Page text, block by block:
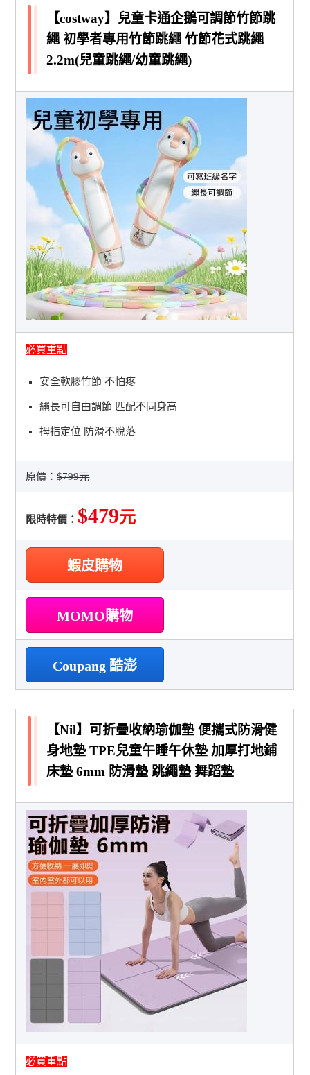
【costway】兒童卡通企鵝可調節竹節跳
繩 初學者專用竹節跳繩 竹節花式跳繩
2.2m(兒童跳繩/幼童跳繩)
必買重點
安全軟膠竹節 不怕疼
繩長可自由調節 匹配不同身高
拇指定位 防滑不脫落
原價：$799元
限時特價： $479元
蝦皮購物
MOMO購物
Coupang 酷澎
【Nil】可折疊收納瑜伽墊 便攜式防滑健
身地墊 TPE兒童午睡午休墊 加厚打地鋪
床墊 6mm 防滑墊 跳繩墊 舞蹈墊
必買重點